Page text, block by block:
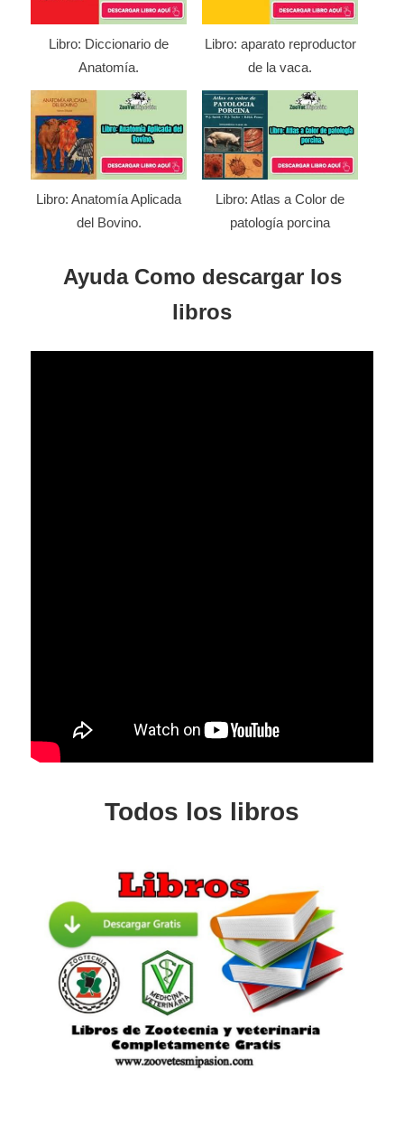
Libro: Diccionario de
Anatomía.
Libro: aparato reproductor
de la vaca.
Libro: Anatomía Aplicada
del Bovino.
Libro: Atlas a Color de
patología porcina
Ayuda Como descargar los
libros
Todos los libros